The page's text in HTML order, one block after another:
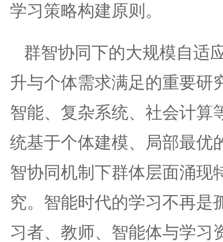
学习策略构建原则。
群智协同下的大规模自适
升与个体需求满足的重要研
智能、复杂系统、社会计算
统基于个体建模、局部最优
智协同机制下群体层面涌现
究。智能时代的学习不再是
习者、教师、智能体与学习